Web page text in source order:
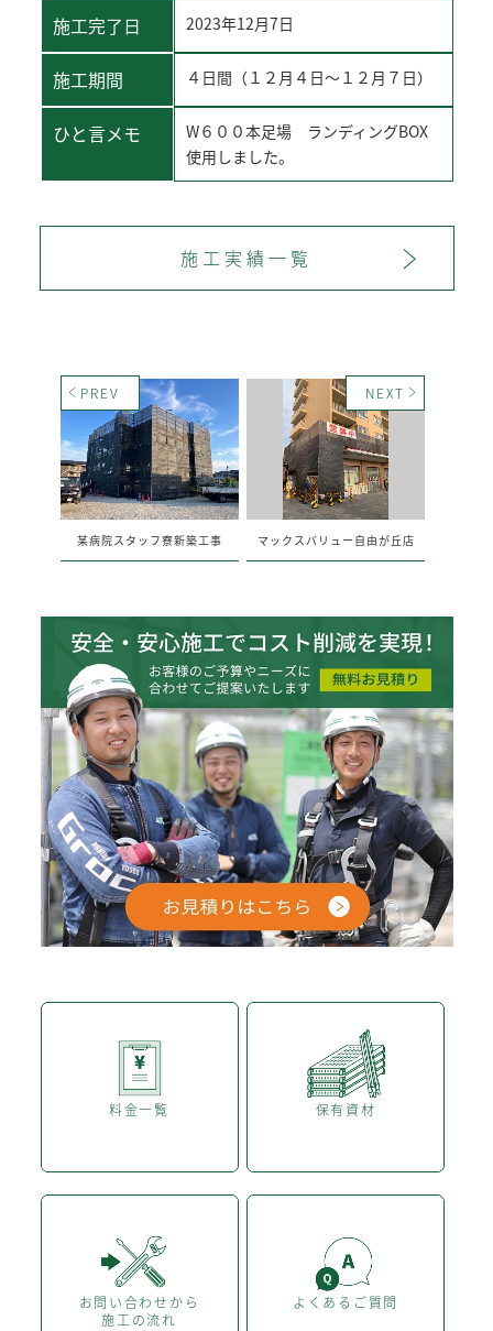
施工完了日 2023年12月7日
施工期間 ４日間（１２月４日～１２月７日）
ひと言メモ
W６００本足場 ランディングBOX
使用しました。
施工実績一覧 ＞
＜ PREV
某病院スタッフ寮新築工事
NEXT ＞
マックスバリュー自由が丘店
料金一覧 保有資材
お問い合わせから
施工の流れ
よくあるご質問